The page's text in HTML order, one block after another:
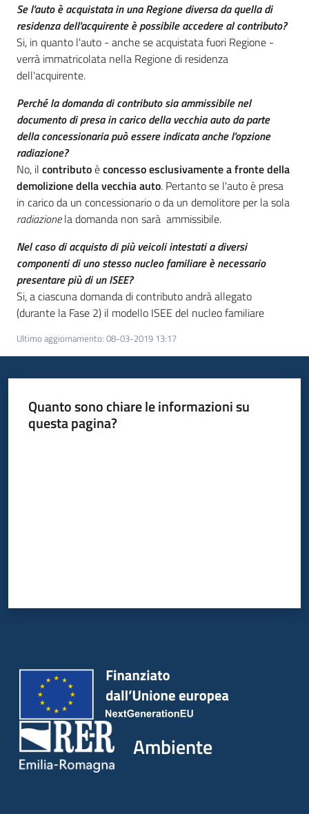
Se l'auto è acquistata in una Regione diversa da quella di
residenza dell'acquirente è possibile accedere al contributo?
Si, in quanto l'auto - anche se acquistata fuori Regione -
verrà immatricolata nella Regione di residenza
dell'acquirente.
Perché la domanda di contributo sia ammissibile nel
documento di presa in carico della vecchia auto da parte
della concessionaria può essere indicata anche l'opzione
radiazione?
No, il contributoèconcesso esclusivamente a fronte della
demolizione della vecchia auto. Pertanto se l'auto è presa
in carico da un concessionario o da un demolitore per la sola
radiazionela domanda non sarà ammissibile.
Nel caso di acquisto di più veicoli intestati a diversi
componenti di uno stesso nucleo familiare è necessario
presentare più di un ISEE?
Si, a ciascuna domanda di contributo andrà allegato
(durante la Fase 2) il modello ISEE del nucleo familiare
Ultimo aggiornamento: 08-03-2019 13:17
Quanto sono chiare le informazioni su
questa pagina?
Ambiente